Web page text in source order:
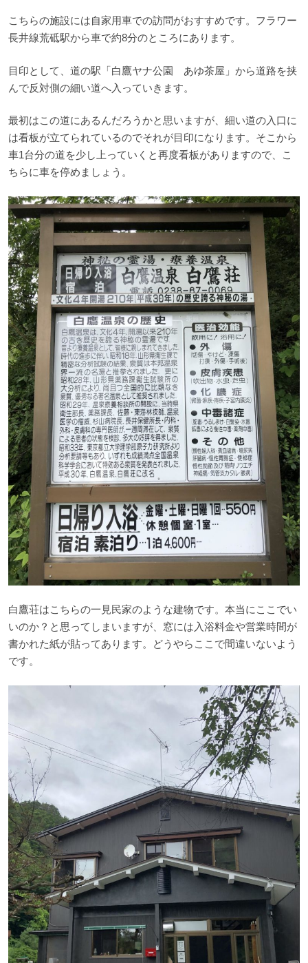
こちらの施設には自家用車での訪問がおすすめです。フラワー
長井線荒砥駅から車で約8分のところにあります。
目印として、道の駅「白鷹ヤナ公園 あゆ茶屋」から道路を挟
んで反対側の細い道へ入っていきます。
最初はこの道にあるんだろうかと思いますが、細い道の入口に
は看板が立てられているのでそれが目印になります。そこから
車1台分の道を少し上っていくと再度看板がありますので、こ
ちらに車を停めましょう。
白鷹荘はこちらの一見民家のような建物です。本当にここでい
いのか？と思ってしまいますが、窓には入浴料金や営業時間が
書かれた紙が貼ってあります。どうやらここで間違いないよう
です。